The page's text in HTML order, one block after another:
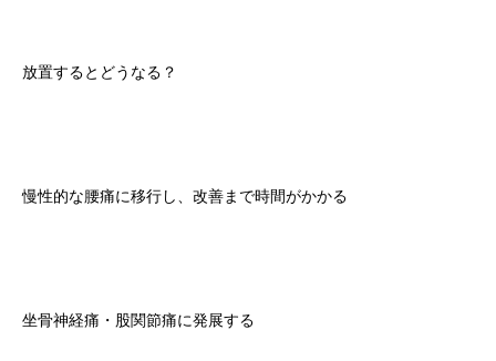
放置するとどうなる？
慢性的な腰痛に移行し、改善まで時間がかかる
坐骨神経痛・股関節痛に発展する